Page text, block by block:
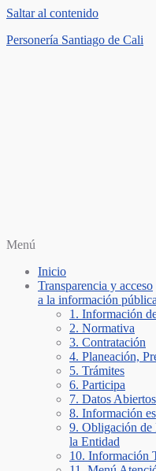
Saltar al contenido
Personería Santiago de Cali
Menú
Inicio
Transparencia y acceso
a la información pública
1. Información
2. Normativa
3. Contratación
4. Planeación,
5. Trámites
6. Participa
7. Datos Abiertos
8. Información
9. Obligación de
la Entidad
10. Información